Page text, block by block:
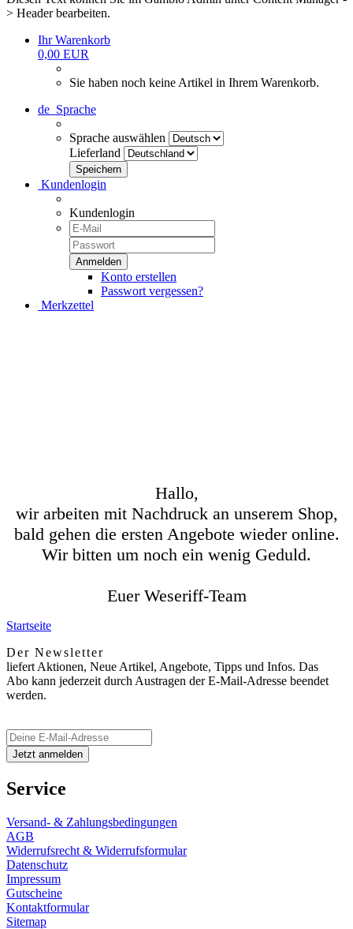
> Header bearbeiten.
Ihr Warenkorb
0,00 EUR
Sie haben noch keine Artikel in Ihrem Warenkorb.
de Sprache
Sprache auswählen
Lieferland
Kundenlogin
Kundenlogin
Konto erstellen
Passwort vergessen?
Merkzettel
Hallo,
wir arbeiten mit Nachdruck an unserem Shop,
bald gehen die ersten Angebote wieder online.
Wir bitten um noch ein wenig Geduld.
Euer Weseriff-Team
Startseite
Der Newsletter
liefert Aktionen, Neue Artikel, Angebote, Tipps und Infos. Das
Abo kann jederzeit durch Austragen der E-Mail-Adresse beendet
werden.
Service
Versand- & Zahlungsbedingungen
AGB
Widerrufsrecht & Widerrufsformular
Datenschutz
Impressum
Gutscheine
Kontaktformular
Sitemap